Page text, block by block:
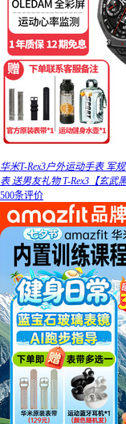
华米T-Rex3户外运动手表 军
表 送男友礼物 T-Rex3【玄武
500条评价